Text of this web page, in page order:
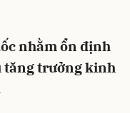
nhằm ổn định
tăng trưởng kinh
Hủy